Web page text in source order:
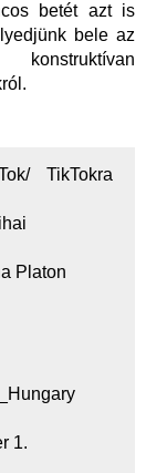
betét azt is
bele az
TikTokra
Platon
1.